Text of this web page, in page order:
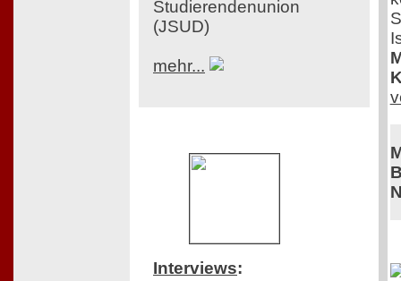
Studierendenunion
(JSUD)
mehr...
Interviews: